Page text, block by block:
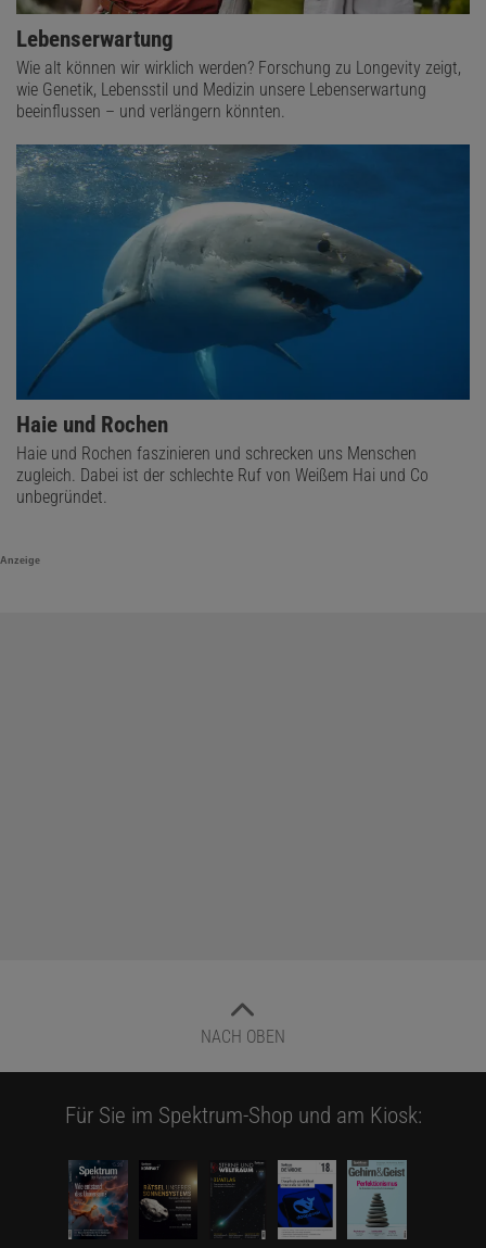
Lebenserwartung
Wie alt können wir wirklich werden? Forschung zu Longevity zeigt,
wie Genetik, Lebensstil und Medizin unsere Lebenserwartung
beeinflussen – und verlängern könnten.
Haie und Rochen
Haie und Rochen faszinieren und schrecken uns Menschen
zugleich. Dabei ist der schlechte Ruf von Weißem Hai und Co
unbegründet.
Anzeige
NACH OBEN
Für Sie im Spektrum-Shop und am Kiosk: